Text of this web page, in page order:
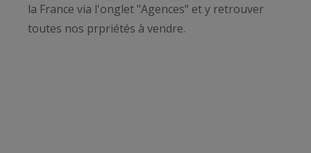
la France via l'onglet "Agences" et y retrouver
toutes nos prpriétés à vendre.